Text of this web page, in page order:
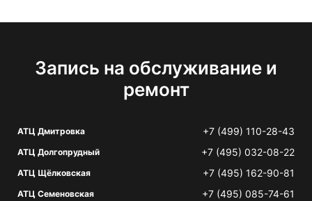
Запись на обслуживание и
ремонт
АТЦ Дмитровка +7 (499) 110-28-43
АТЦ Долгопрудный +7 (495) 032-08-22
АТЦ Щёлковская +7 (495) 162-90-81
АТЦ Семеновская +7 (495) 085-74-61